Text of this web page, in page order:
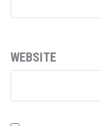
WEBSITE